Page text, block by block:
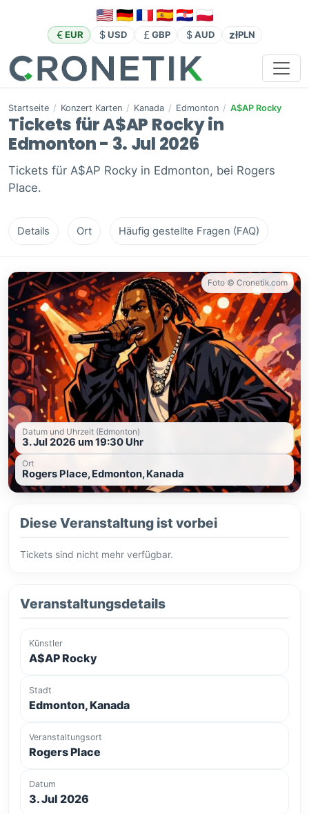
EUR USD GBP AUD złPLN
Startseite / Konzert Karten / Kanada / Edmonton / A$AP Rocky
Tickets für A$AP Rocky in
Edmonton - 3. Jul 2026
Tickets für A$AP Rocky in Edmonton, bei Rogers
Place.
Details Ort Häufig gestellte Fragen (FAQ)
Foto © Cronetik.com
Datum und Uhrzeit (Edmonton)
3. Jul 2026 um 19:30 Uhr
Ort
Rogers Place, Edmonton, Kanada
Diese Veranstaltung ist vorbei
Tickets sind nicht mehr verfügbar.
Veranstaltungsdetails
Künstler
A$AP Rocky
Stadt
Edmonton, Kanada
Veranstaltungsort
Rogers Place
Datum
3. Jul 2026